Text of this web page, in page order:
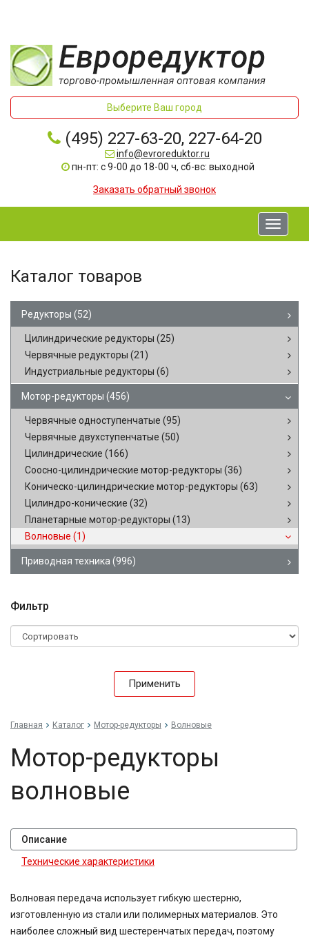
Выберите Ваш город
(495) 227-63-20, 227-64-20
info@evroreduktor.ru
пн-пт: с 9-00 до 18-00 ч, сб-вс: выходной
Заказать обратный звонок
Toggle
Каталог товаров
Редукторы (52)
Цилиндрические редукторы (25)
Червячные редукторы (21)
Индустриальные редукторы (6)
Мотор-редукторы (456)
Червячные одноступенчатые (95)
Червячные двухступенчатые (50)
Цилиндрические (166)
Соосно-цилиндрические мотор-редукторы (36)
Коническо-цилиндрические мотор-редукторы (63)
Цилиндро-конические (32)
Планетарные мотор-редукторы (13)
Волновые (1)
Приводная техника (996)
Фильтр
Применить
Главная Каталог Мотор-редукторы Волновые
Мотор-редукторы
волновые
Описание
Технические характеристики
Волновая передача использует гибкую шестерню,
изготовленную из стали или полимерных материалов. Это
наиболее сложный вид шестеренчатых передач, поэтому